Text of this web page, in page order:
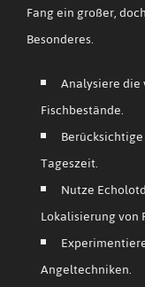
Fang ein großer,
Besonderes.
Analysiere
Fischbestände.
Tageszeit.
Nutze
Lokalisierung von
Angeltechniken.